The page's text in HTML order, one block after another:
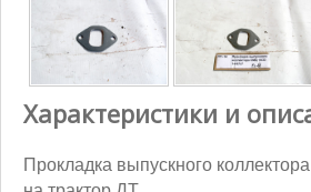
Характеристики и
Прокладка выпускного